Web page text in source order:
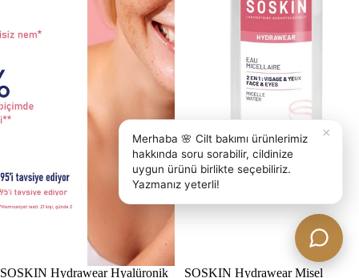
SOSKIN Hydrawear Hyalüronik SOSKIN Hydrawear Misel
×
Merhaba 🌸 Cilt bakımı ürünlerimiz
hakkında soru sorabilir, cildinize
uygun ürünü birlikte seçebiliriz.
Yazmanız yeterli!